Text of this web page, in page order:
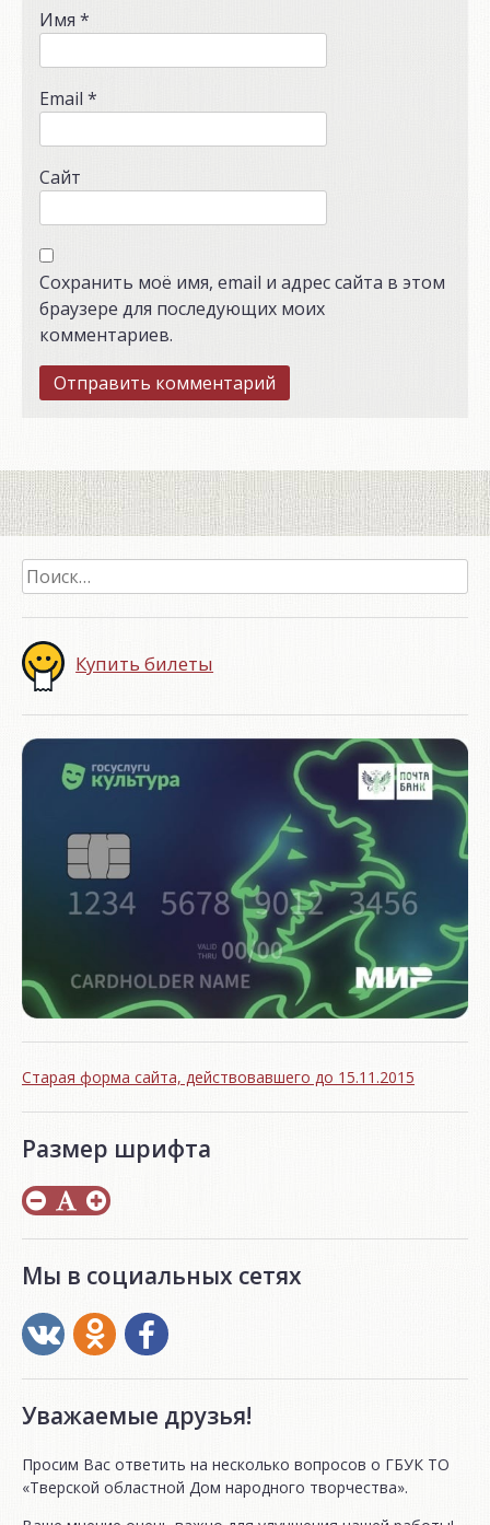
Имя *
Email *
Сайт
Сохранить моё имя, email и адрес сайта в этом
браузере для последующих моих
комментариев.
Найти:
Купить билеты
Старая форма сайта, действовавшего до 15.11.2015
Размер шрифта
Мы в социальных сетях
Уважаемые друзья!
Просим Вас ответить на несколько вопросов о ГБУК ТО
«Тверской областной Дом народного творчества».